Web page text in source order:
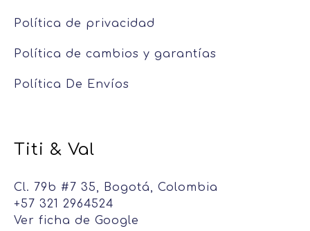
Política de privacidad
Política de cambios y garantías
Política De Envíos
Titi & Val
Cl. 79b #7 35, Bogotá, Colombia
+57 321 2964524
Ver ficha de Google